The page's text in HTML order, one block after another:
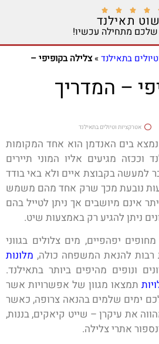




תאילנד
מתחילה עכשיו!
בתאילנד»צלילה בקופיפי –
– המדריך
אטרקציות וטיולים בתאילנד
בים האנדמן הוא אחד המקומות
וככזה מגיעים אליו המוני תיירים
למעשה בקבוצת איים ולא באי בודד
נובעת מכך שרק אחד מהם משמש
אינם מיושבים אך ניתן לטייל בהם
ניתן להגיע רק באמצעות שיט.
יפהפיים, מים צלולים בגווני
רבות להנאת המשפחה כולה, מלונות
ונופים מהיפים ביותר בתאילנד.
תמצאו מגוון של אפשרויות אשר
ימים שלמים בהנאה צרופה, כאשר
את עיקרן – שייט קיאקים, בננות,
אתרי צלילה.